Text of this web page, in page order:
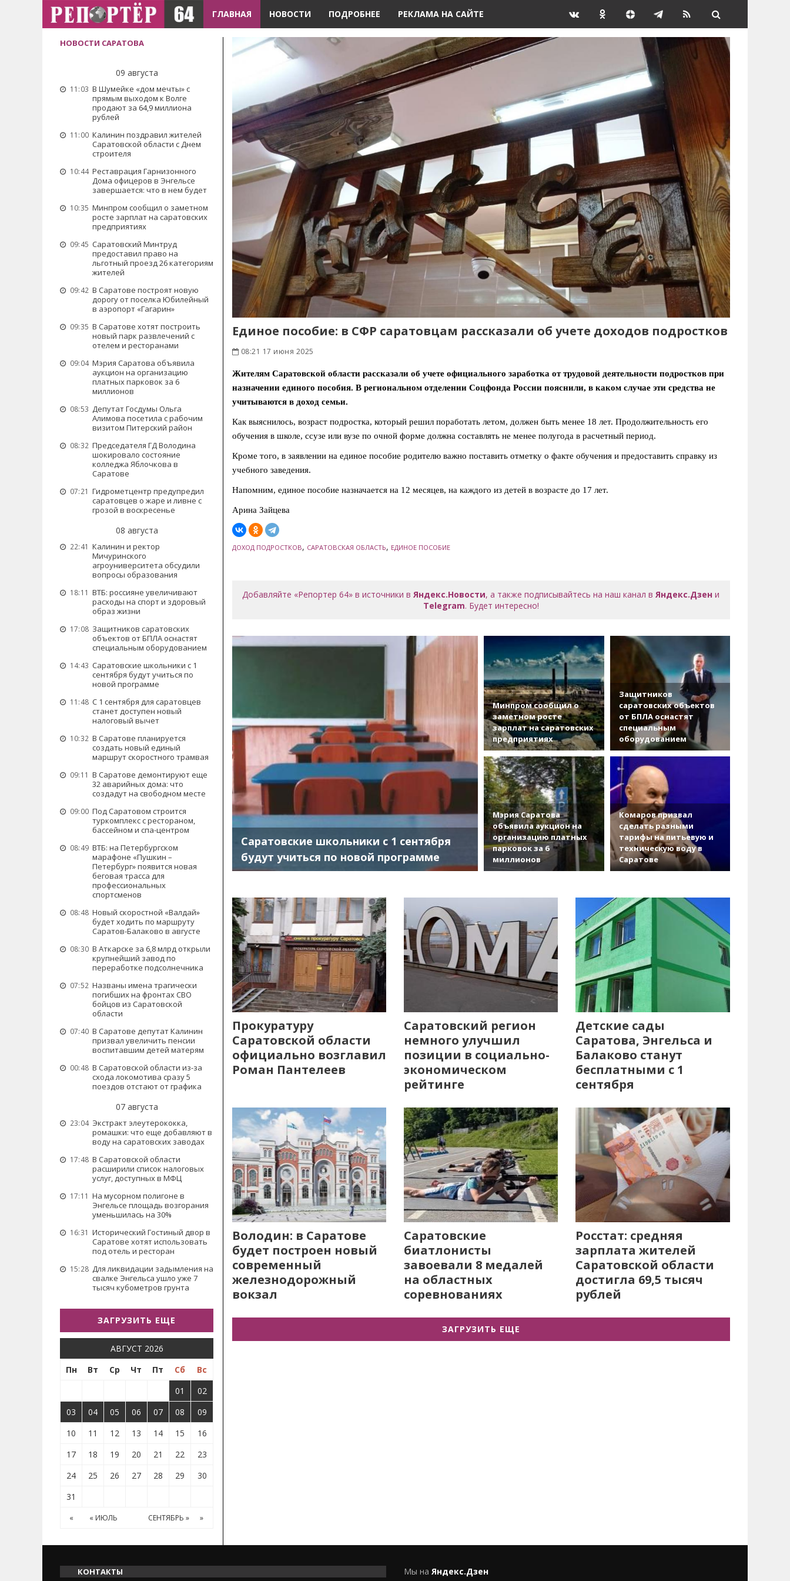
ГЛАВНАЯ НОВОСТИ ПОДРОБНЕЕ РЕКЛАМА НА САЙТЕ
НОВОСТИ САРАТОВА
09 августа
11:03 В Шумейке «дом мечты» с
прямым выходом к Волге
продают за 64,9 миллиона
рублей
11:00 Калинин поздравил жителей
Саратовской области с Днем
строителя
10:44 Реставрация Гарнизонного
Дома офицеров в Энгельсе
завершается: что в нем будет
10:35 Минпром сообщил о заметном
росте зарплат на саратовских
предприятиях
09:45 Саратовский Минтруд
предоставил право на
льготный проезд 26 категориям
жителей
09:42 В Саратове построят новую
дорогу от поселка Юбилейный
в аэропорт «Гагарин»
09:35 В Саратове хотят построить
новый парк развлечений с
отелем и ресторанами
09:04 Мэрия Саратова объявила
аукцион на организацию
платных парковок за 6
миллионов
08:53 Депутат Госдумы Ольга
Алимова посетила с рабочим
визитом Питерский район
08:32 Председателя ГД Володина
шокировало состояние
колледжа Яблочкова в
Саратове
07:21 Гидрометцентр предупредил
саратовцев о жаре и ливне с
грозой в воскресенье
08 августа
22:41 Калинин и ректор
Мичуринского
агроуниверситета обсудили
вопросы образования
18:11 ВТБ: россияне увеличивают
расходы на спорт и здоровый
образ жизни
17:08 Защитников саратовских
объектов от БПЛА оснастят
специальным оборудованием
14:43 Саратовские школьники с 1
сентября будут учиться по
новой программе
11:48 С 1 сентября для саратовцев
станет доступен новый
налоговый вычет
10:32 В Саратове планируется
создать новый единый
маршрут скоростного трамвая
09:11 В Саратове демонтируют еще
32 аварийных дома: что
создадут на свободном месте
09:00 Под Саратовом строится
туркомплекс с рестораном,
бассейном и спа-центром
08:49 ВТБ: на Петербургском
марафоне «Пушкин –
Петербург» появится новая
беговая трасса для
профессиональных
спортсменов
08:48 Новый скоростной «Валдай»
будет ходить по маршруту
Саратов-Балаково в августе
08:30 В Аткарске за 6,8 млрд открыли
крупнейший завод по
переработке подсолнечника
07:52 Названы имена трагически
погибших на фронтах СВО
бойцов из Саратовской
области
07:40 В Саратове депутат Калинин
призвал увеличить пенсии
воспитавшим детей матерям
00:48 В Саратовской области из-за
схода локомотива сразу 5
поездов отстают от графика
07 августа
23:04 Экстракт элеутерококка,
ромашки: что еще добавляют в
воду на саратовских заводах
17:48 В Саратовской области
расширили список налоговых
услуг, доступных в МФЦ
17:11 На мусорном полигоне в
Энгельсе площадь возгорания
уменьшилась на 30%
16:31 Исторический Гостиный двор в
Саратове хотят использовать
под отель и ресторан
15:28 Для ликвидации задымления на
свалке Энгельса ушло уже 7
тысяч кубометров грунта
ЗАГРУЗИТЬ ЕЩЕ
АВГУСТ 2026
Пн
Вт Ср Чт Пт Сб
Вс
01
02
03
04 05 06 07 08
09
10
11 12 13 14 15
16
17
18 19 20 21 22
23
24
25 26 27 28 29
30
31
« « ИЮЛЬ СЕНТЯБРЬ » »
Единое пособие: в СФР саратовцам рассказали об учете доходов подростков
08:21 17 июня 2025
Жителям Саратовской области рассказали об учете официального заработка от трудовой деятельности подростков при
назначении единого пособия. В региональном отделении Соцфонда России пояснили, в каком случае эти средства не
учитываются в доход семьи.
Как выяснилось, возраст подростка, который решил поработать летом, должен быть менее 18 лет. Продолжительность его
обучения в школе, ссузе или вузе по очной форме должна составлять не менее полугода в расчетный период.
Кроме того, в заявлении на единое пособие родителю важно поставить отметку о факте обучения и предоставить справку из
учебного заведения.
Напомним, единое пособие назначается на 12 месяцев, на каждого из детей в возрасте до 17 лет.
Арина Зайцева
ДОХОД ПОДРОСТКОВ, САРАТОВСКАЯ ОБЛАСТЬ, ЕДИНОЕ ПОСОБИЕ
Добавляйте «Репортер 64» в источники вЯндекс.Новости, а также подписывайтесь на наш канал вЯндекс.Дзен и
Telegram. Будет интересно!
Саратовские школьники с 1 сентября
будут учиться по новой программе
Минпром сообщил о
заметном росте
зарплат на саратовских
предприятиях
Защитников
саратовских объектов
от БПЛА оснастят
специальным
оборудованием
Мэрия Саратова
объявила аукцион на
организацию платных
парковок за 6
миллионов
Комаров призвал
сделать разными
тарифы на питьевую и
техническую воду в
Саратове
Прокуратуру
Саратовской области
официально возглавил
Роман Пантелеев
Саратовский регион
немного улучшил
позиции в социально-
экономическом
рейтинге
Детские сады
Саратова, Энгельса и
Балаково станут
бесплатными с 1
сентября
Володин: в Саратове
будет построен новый
современный
железнодорожный
вокзал
Саратовские
биатлонисты
завоевали 8 медалей
на областных
соревнованиях
Росстат: средняя
зарплата жителей
Саратовской области
достигла 69,5 тысяч
рублей
ЗАГРУЗИТЬ ЕЩЕ
КОНТАКТЫ Мы на Яндекс.Дзен